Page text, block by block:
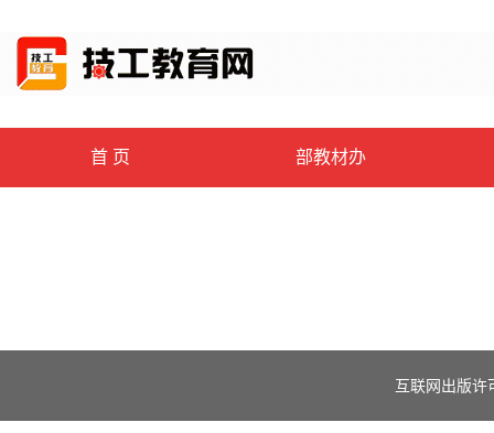
首 页 部教材办
互联网出版许